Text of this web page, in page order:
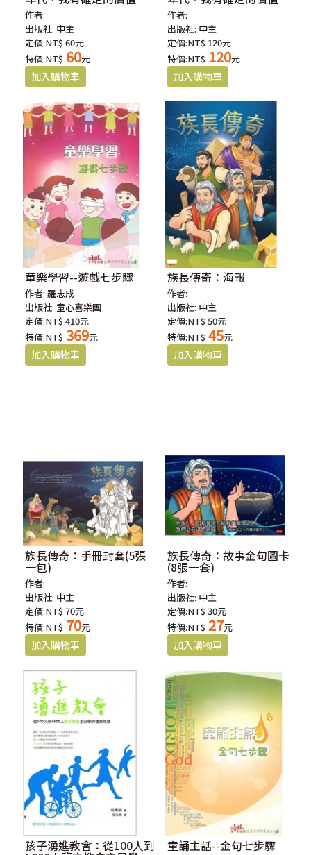
觀：1-3年級學生本
作者:
出版社: 中主
定價:NT$ 60元
特價:NT$ 60元
觀：1-6年級適用/教師本
作者:
出版社: 中主
定價:NT$ 120元
特價:NT$ 120元
童樂學習--遊戲七步驟
作者:羅志成
出版社: 童心喜樂團
定價:NT$ 410元
特價:NT$ 369元
族長傳奇：海報
作者:
出版社: 中主
定價:NT$ 50元
特價:NT$ 45元
族長傳奇：手冊封套(5張
一包)
作者:
出版社: 中主
定價:NT$ 70元
特價:NT$ 70元
族長傳奇：故事金句圖卡
(8張一套)
作者:
出版社: 中主
定價:NT$ 30元
特價:NT$ 27元
孩子湧進教會：從100人到 童誦主話--金句七步驟